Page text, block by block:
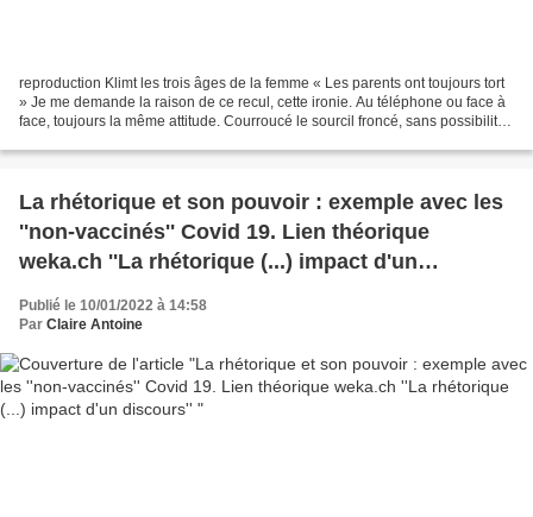
reproduction Klimt les trois âges de la femme « Les parents ont toujours tort
» Je me demande la raison de ce recul, cette ironie. Au téléphone ou face à
face, toujours la même attitude. Courroucé le sourcil froncé, sans possibilité
La rhétorique et son pouvoir : exemple avec les
''non-vaccinés'' Covid 19. Lien théorique
weka.ch ''La rhétorique (...) impact d'un
Publié le 10/01/2022 à 14:58
Par Claire Antoine